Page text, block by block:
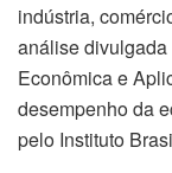
indústria,
análise
Econômica e
desempenho da
pelo Instituto